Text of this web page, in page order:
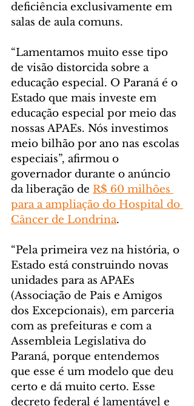
deficiência exclusivamente em
salas de aula comuns.
“Lamentamos muito esse tipo
de visão distorcida sobre a
educação especial. O Paraná é o
Estado que mais investe em
educação especial por meio das
nossas APAEs. Nós investimos
meio bilhão por ano nas escolas
especiais”, afirmou o
governador durante o anúncio
da liberação de R$ 60 milhões
para a ampliação do Hospital do
Câncer de Londrina.
“Pela primeira vez na história, o
Estado está construindo novas
unidades para as APAEs
(Associação de Pais e Amigos
dos Excepcionais), em parceria
com as prefeituras e com a
Assembleia Legislativa do
Paraná, porque entendemos
que esse é um modelo que deu
certo e dá muito certo. Esse
decreto federal é lamentável e